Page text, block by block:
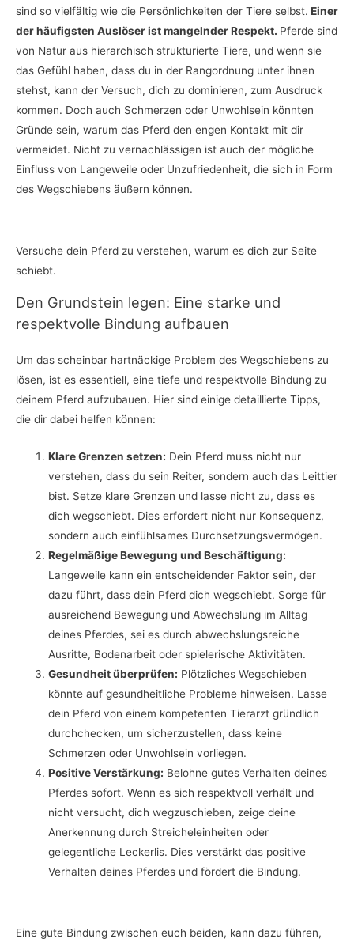
sind so vielfältig wie die Persönlichkeiten der Tiere selbst. Einer
der häufigsten Auslöser ist mangelnder Respekt. Pferde sind
von Natur aus hierarchisch strukturierte Tiere, und wenn sie
das Gefühl haben, dass du in der Rangordnung unter ihnen
stehst, kann der Versuch, dich zu dominieren, zum Ausdruck
kommen. Doch auch Schmerzen oder Unwohlsein könnten
Gründe sein, warum das Pferd den engen Kontakt mit dir
vermeidet. Nicht zu vernachlässigen ist auch der mögliche
Einfluss von Langeweile oder Unzufriedenheit, die sich in Form
des Wegschiebens äußern können.
Versuche dein Pferd zu verstehen, warum es dich zur Seite
schiebt.
Den Grundstein legen: Eine starke und
respektvolle Bindung aufbauen
Um das scheinbar hartnäckige Problem des Wegschiebens zu
lösen, ist es essentiell, eine tiefe und respektvolle Bindung zu
deinem Pferd aufzubauen. Hier sind einige detaillierte Tipps,
die dir dabei helfen können:
Klare Grenzen setzen: Dein Pferd muss nicht nur
verstehen, dass du sein Reiter, sondern auch das Leittier
bist. Setze klare Grenzen und lasse nicht zu, dass es
dich wegschiebt. Dies erfordert nicht nur Konsequenz,
sondern auch einfühlsames Durchsetzungsvermögen.
Regelmäßige Bewegung und Beschäftigung:
Langeweile kann ein entscheidender Faktor sein, der
dazu führt, dass dein Pferd dich wegschiebt. Sorge für
ausreichend Bewegung und Abwechslung im Alltag
deines Pferdes, sei es durch abwechslungsreiche
Ausritte, Bodenarbeit oder spielerische Aktivitäten.
Gesundheit überprüfen: Plötzliches Wegschieben
könnte auf gesundheitliche Probleme hinweisen. Lasse
dein Pferd von einem kompetenten Tierarzt gründlich
durchchecken, um sicherzustellen, dass keine
Schmerzen oder Unwohlsein vorliegen.
Positive Verstärkung: Belohne gutes Verhalten deines
Pferdes sofort. Wenn es sich respektvoll verhält und
nicht versucht, dich wegzuschieben, zeige deine
Anerkennung durch Streicheleinheiten oder
gelegentliche Leckerlis. Dies verstärkt das positive
Verhalten deines Pferdes und fördert die Bindung.
Eine gute Bindung zwischen euch beiden, kann dazu führen,